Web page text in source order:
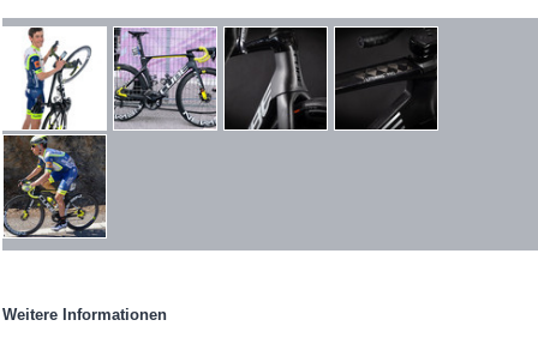
Weitere Informationen